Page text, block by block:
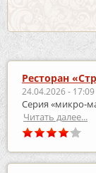
Ресторан
24.04.2026 - 17:09
Серия
Читать далее...